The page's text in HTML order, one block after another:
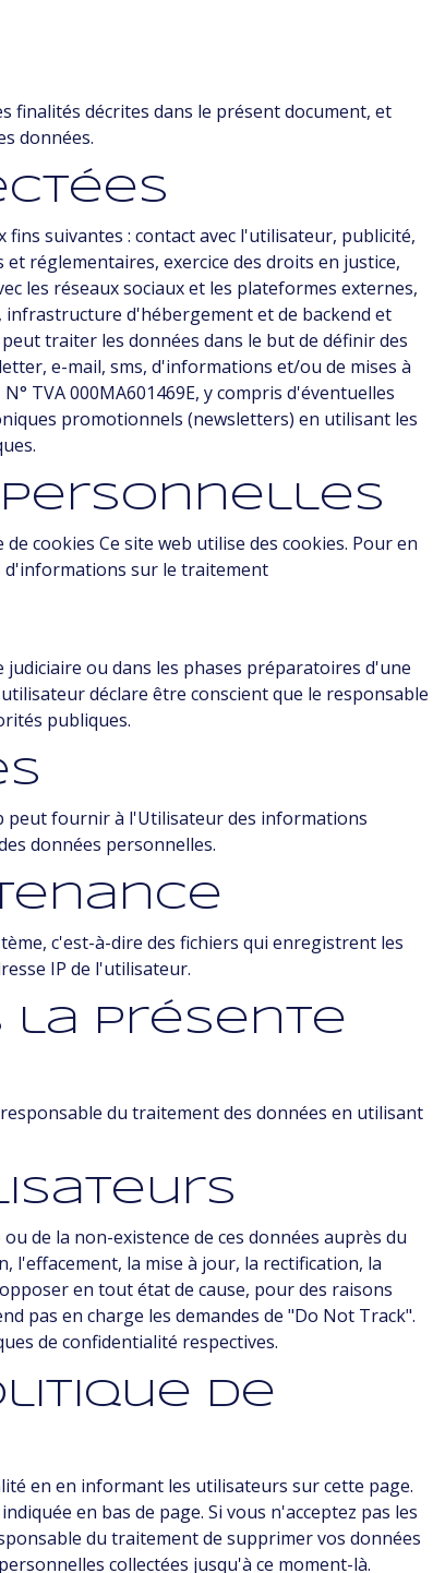
finalités décrites dans le présent document, et
données.
suivantes : contact avec l'utilisateur, publicité,
réglementaires, exercice des droits en justice,
les réseaux sociaux et les plateformes externes,
d'hébergement et de backend et
traiter les données dans le but de définir des
e-mail, sms, d'informations et/ou de mises à
TVA 000MA601469E, y compris d'éventuelles
promotionnels (newsletters) en utilisant les
personnelles
cookies Ce site web utilise des cookies. Pour en
d'informations sur le traitement
ou dans les phases préparatoires d'une
déclare être conscient que le responsable
publiques.
peut fournir à l'Utilisateur des informations
données personnelles.
c'est-à-dire des fichiers qui enregistrent les
IP de l'utilisateur.
la présente
du traitement des données en utilisant
de la non-existence de ces données auprès du
la mise à jour, la rectification, la
en tout état de cause, pour des raisons
pas en charge les demandes de "Do Not Track".
de confidentialité respectives.
de
en en informant les utilisateurs sur cette page.
en bas de page. Si vous n'acceptez pas les
du traitement de supprimer vos données
collectées jusqu'à ce moment-là.